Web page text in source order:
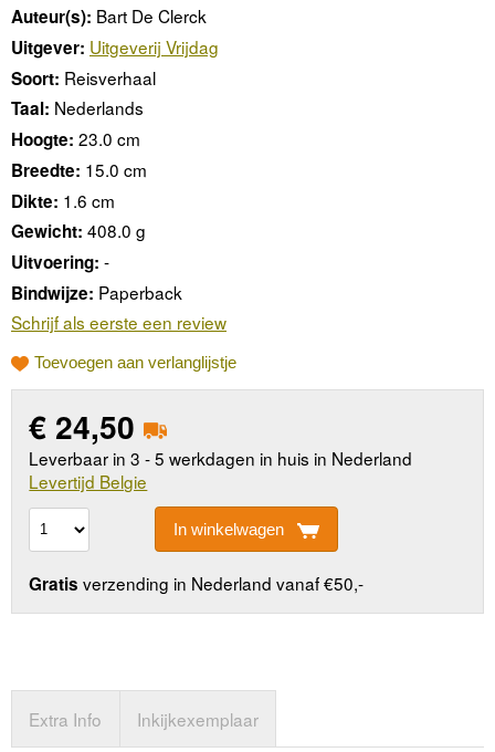
Auteur(s): Bart De Clerck
Uitgever: Uitgeverij Vrijdag
Soort: Reisverhaal
Taal: Nederlands
Hoogte: 23.0 cm
Breedte: 15.0 cm
Dikte: 1.6 cm
Gewicht: 408.0 g
Uitvoering: -
Bindwijze: Paperback
Schrijf als eerste een review
Toevoegen aan verlanglijstje
€ 24,50
Leverbaar in 3 - 5 werkdagen in huis in Nederland
Levertijd Belgie
In winkelwagen
Gratis verzending in Nederland vanaf €50,-
Extra Info Inkijkexemplaar